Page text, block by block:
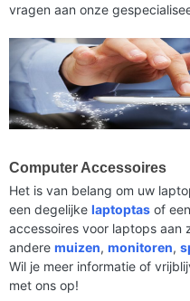
vragen aan onze
Computer Accessoires
Het is van belang om uw
een degelijke laptoptas of een
accessoires voor laptops aan
andere muizen, monitoren,
Wil je meer informatie of
met ons op!